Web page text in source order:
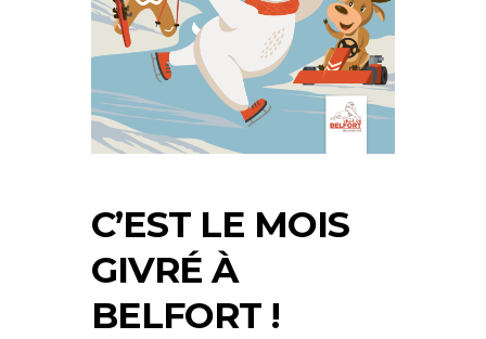
C’EST LE MOIS
GIVRÉ À
BELFORT !